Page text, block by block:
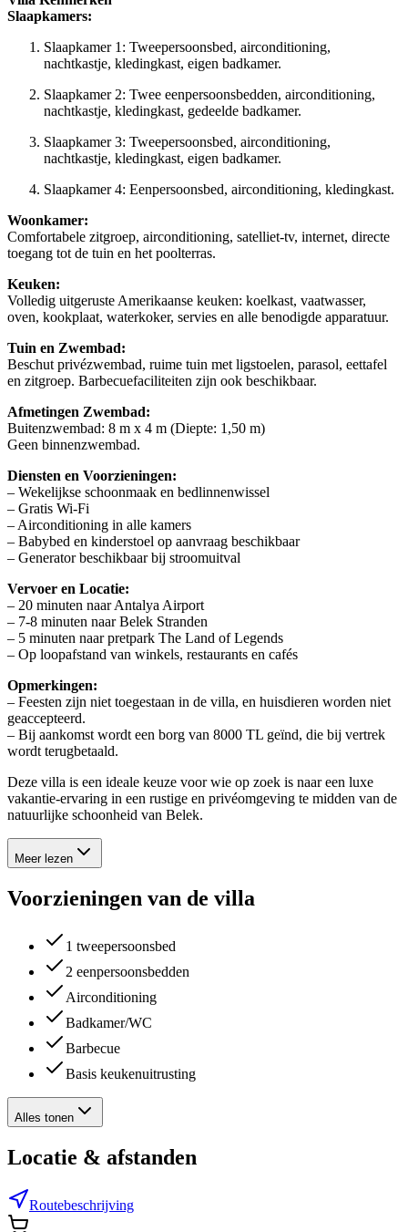
Slaapkamers:
Slaapkamer 1: Tweepersoonsbed, airconditioning,
nachtkastje, kledingkast, eigen badkamer.
Slaapkamer 2: Twee eenpersoonsbedden, airconditioning,
nachtkastje, kledingkast, gedeelde badkamer.
Slaapkamer 3: Tweepersoonsbed, airconditioning,
nachtkastje, kledingkast, eigen badkamer.
Slaapkamer 4: Eenpersoonsbed, airconditioning, kledingkast.
Woonkamer:
Comfortabele zitgroep, airconditioning, satelliet-tv, internet, directe
toegang tot de tuin en het poolterras.
Keuken:
Volledig uitgeruste Amerikaanse keuken: koelkast, vaatwasser,
oven, kookplaat, waterkoker, servies en alle benodigde apparatuur.
Tuin en Zwembad:
Beschut privézwembad, ruime tuin met ligstoelen, parasol, eettafel
en zitgroep. Barbecuefaciliteiten zijn ook beschikbaar.
Afmetingen Zwembad:
Buitenzwembad: 8 m x 4 m (Diepte: 1,50 m)
Geen binnenzwembad.
Diensten en Voorzieningen:
– Wekelijkse schoonmaak en bedlinnenwissel
– Gratis Wi-Fi
– Airconditioning in alle kamers
– Babybed en kinderstoel op aanvraag beschikbaar
– Generator beschikbaar bij stroomuitval
Vervoer en Locatie:
– 20 minuten naar Antalya Airport
– 7-8 minuten naar Belek Stranden
– 5 minuten naar pretpark The Land of Legends
– Op loopafstand van winkels, restaurants en cafés
Opmerkingen:
– Feesten zijn niet toegestaan in de villa, en huisdieren worden niet
geaccepteerd.
– Bij aankomst wordt een borg van 8000 TL geïnd, die bij vertrek
wordt terugbetaald.
Deze villa is een ideale keuze voor wie op zoek is naar een luxe
vakantie-ervaring in een rustige en privéomgeving te midden van de
natuurlijke schoonheid van Belek.
Meer lezen
Voorzieningen van de villa
1 tweepersoonsbed
2 eenpersoonsbedden
Airconditioning
Badkamer/WC
Barbecue
Basis keukenuitrusting
Alles tonen
Locatie & afstanden
Routebeschrijving